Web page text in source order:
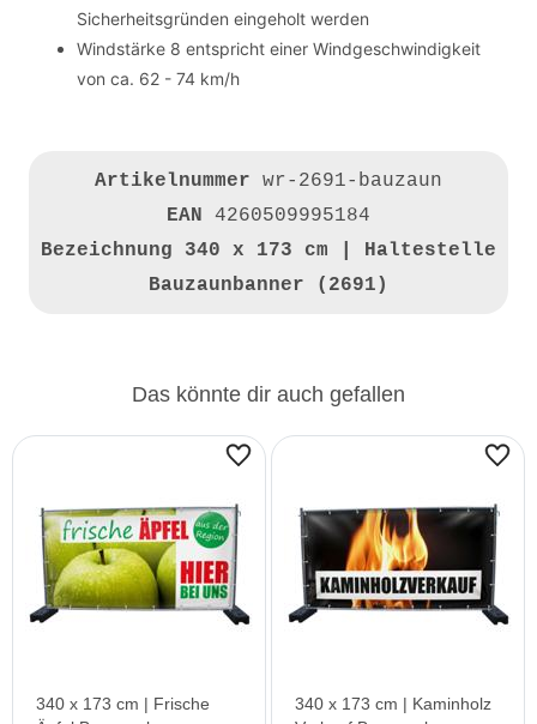
Sicherheitsgründen eingeholt werden
Windstärke 8 entspricht einer Windgeschwindigkeit
von ca. 62 - 74 km/h
Artikelnummer wr-2691-bauzaun
EAN 4260509995184
Bezeichnung 340 x 173 cm | Haltestelle
Bauzaunbanner (2691)
Das könnte dir auch gefallen
340 x 173 cm | Frische
340 x 173 cm | Kaminholz